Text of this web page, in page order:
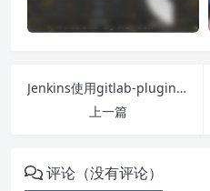
Jenkins使用gitlab-plugin来自动触发任务构建
上一篇
评论（没有评论）